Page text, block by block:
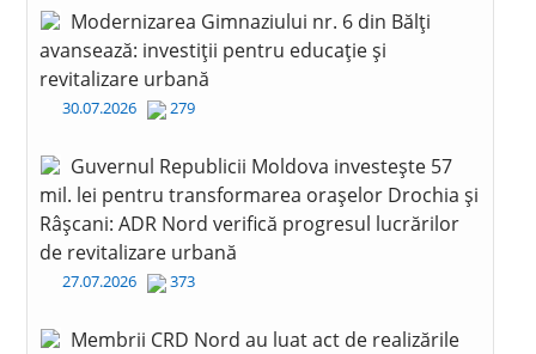
Modernizarea Gimnaziului nr. 6 din Bălți
avansează: investiții pentru educație și
revitalizare urbană
30.07.2026 279
Guvernul Republicii Moldova investește 57
mil. lei pentru transformarea orașelor Drochia și
Râșcani: ADR Nord verifică progresul lucrărilor
de revitalizare urbană
27.07.2026 373
Membrii CRD Nord au luat act de realizările